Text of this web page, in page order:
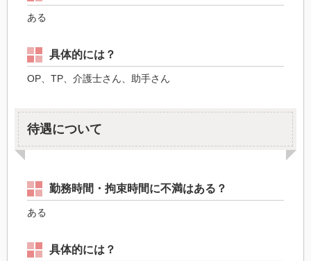
ある
具体的には？
OP、TP、介護士さん、助手さん
待遇について
勤務時間・拘束時間に不満はある？
ある
具体的には？